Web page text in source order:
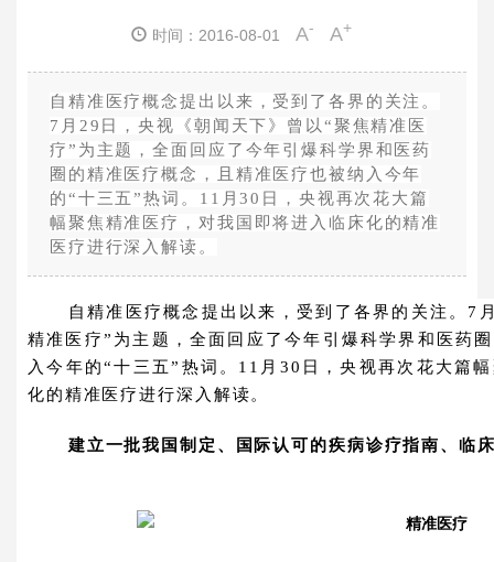
时间：2016-08-01 A- A+
自精准医疗概念提出以来，受到了各界的关注。
7月29日，央视《朝闻天下》曾以“聚焦精准医
疗”为主题，全面回应了今年引爆科学界和医药
圈的精准医疗概念，且精准医疗也被纳入今年
的“十三五”热词。11月30日，央视再次花大篇
幅聚焦精准医疗，对我国即将进入临床化的精准
医疗进行深入解读。
自精准医疗概念提出以来，受到了各界的关注。7
精准医疗”为主题，全面回应了今年引爆科学界和医药
入今年的“十三五”热词。11月30日，央视再次花大篇
化的精准医疗进行深入解读。
建立一批我国制定、国际认可的疾病诊疗指南、临